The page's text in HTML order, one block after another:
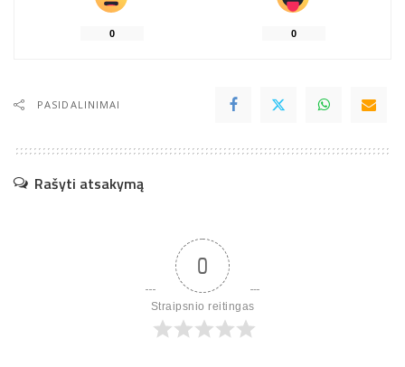
0 0
PASIDALINIMAI
Rašyti atsakymą
0
Straipsnio reitingas